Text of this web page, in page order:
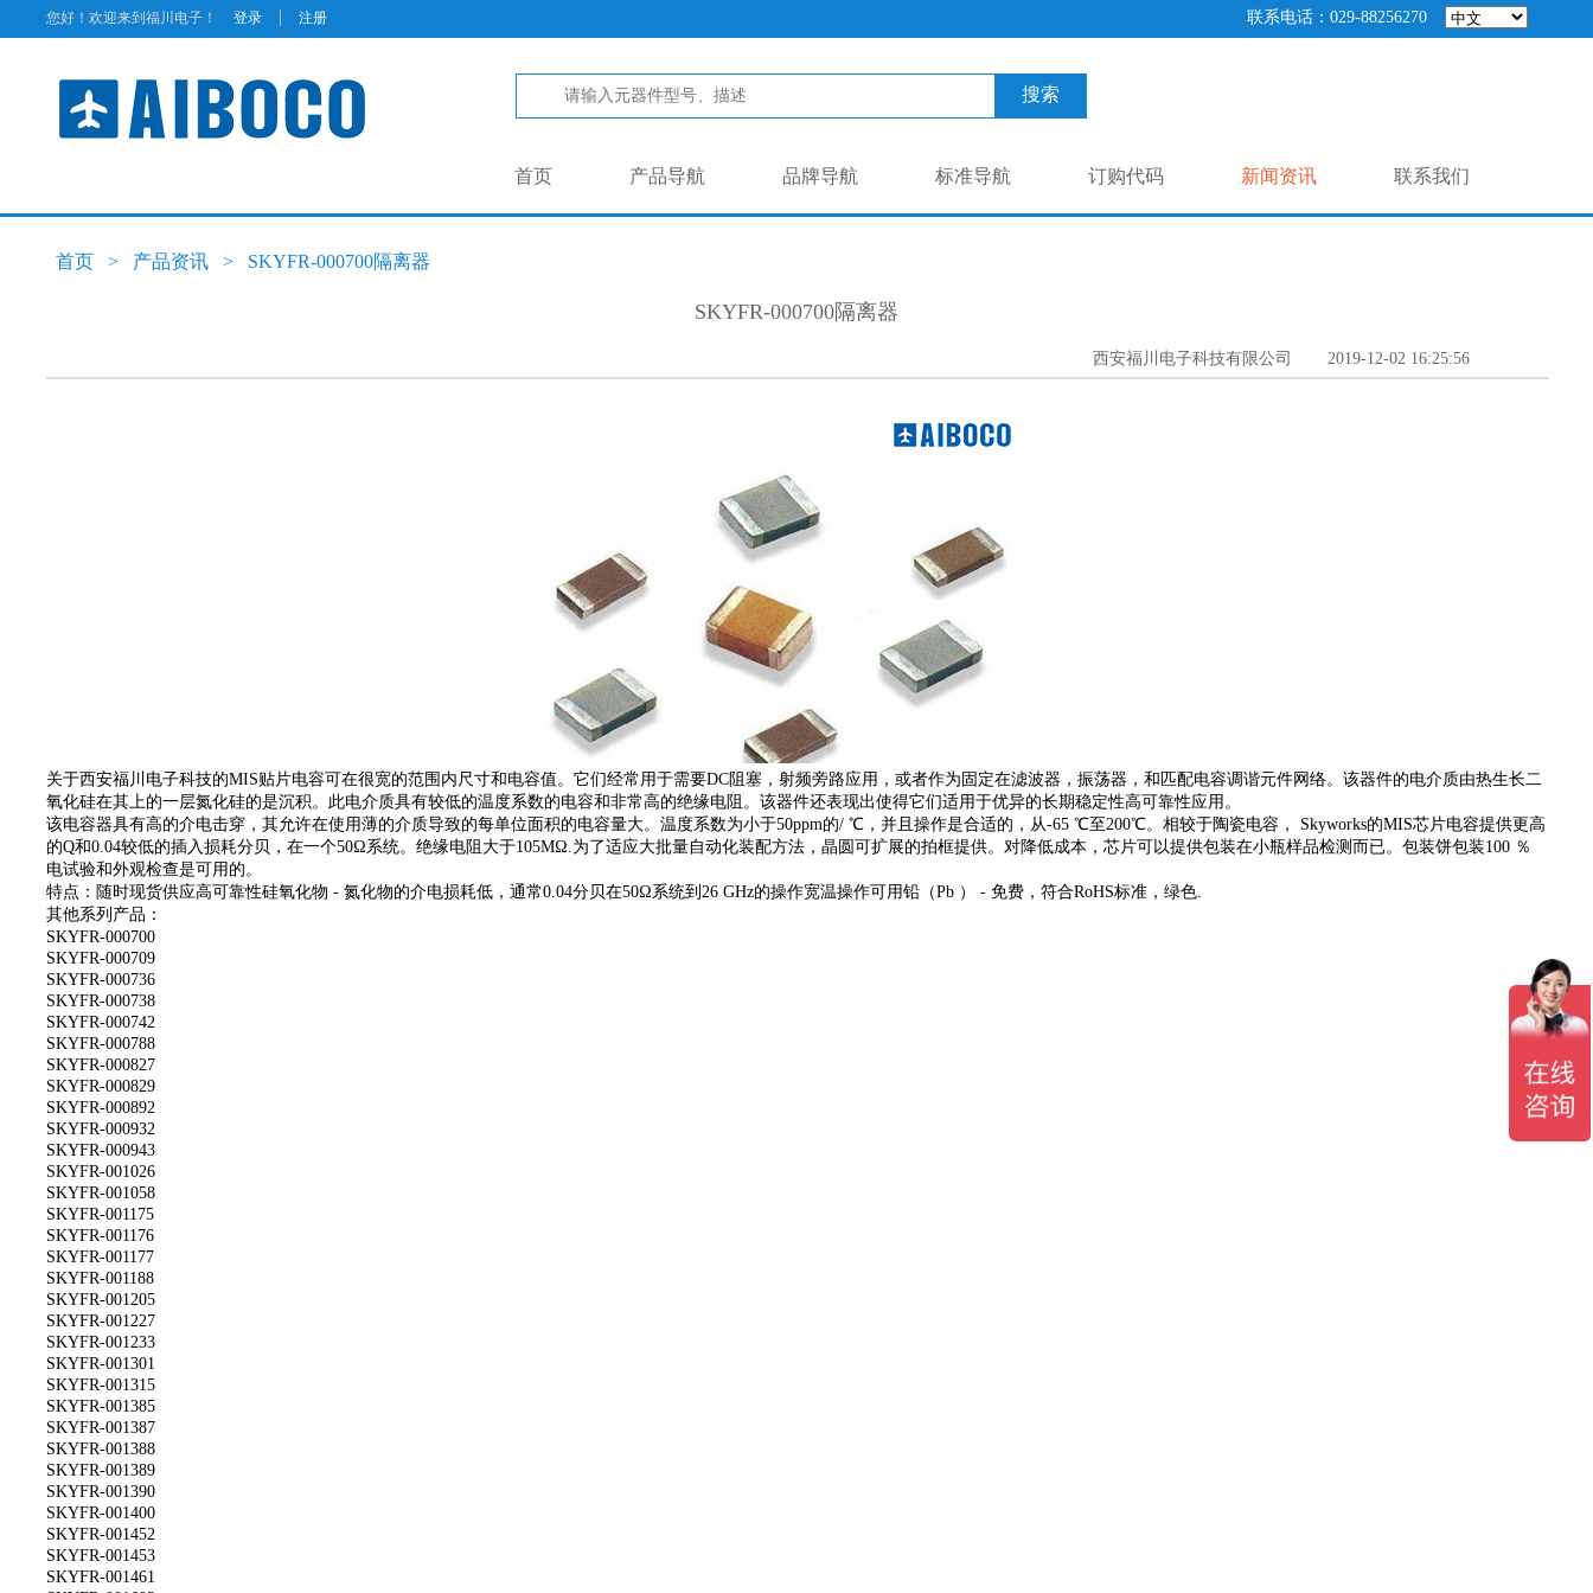
您好！欢迎来到福川电子！ 登录 | 注册 联系电话：029-88256270
搜索
联系我们
新闻资讯
订购代码
标准导航
品牌导航
产品导航
首页
首页 > 产品资讯 > SKYFR-000700隔离器
SKYFR-000700隔离器
西安福川电子科技有限公司 2019-12-02 16:25:56
关于西安福川电子科技的MIS贴片电容可在很宽的范围内尺寸和电容值。它们经常用于需要DC阻塞，射频旁路应用，或者作为固定在滤波器，振荡器，和匹配电容调谐元件网络。该器件的电介质由热生长二
氧化硅在其上的一层氮化硅的是沉积。此电介质具有较低的温度系数的电容和非常高的绝缘电阻。该器件还表现出使得它们适用于优异的长期稳定性高可靠性应用。
该电容器具有高的介电击穿，其允许在使用薄的介质导致的每单位面积的电容量大。温度系数为小于50ppm的/ ℃，并且操作是合适的，从-65 ℃至200℃。相较于陶瓷电容， Skyworks的MIS芯片电容提供更高
的Q和0.04较低的插入损耗分贝，在一个50Ω系统。绝缘电阻大于105MΩ.为了适应大批量自动化装配方法，晶圆可扩展的拍框提供。对降低成本，芯片可以提供包装在小瓶样品检测而已。包装饼包装100 ％
电试验和外观检查是可用的。
特点：随时现货供应高可靠性硅氧化物 - 氮化物的介电损耗低，通常0.04分贝在50Ω系统到26 GHz的操作宽温操作可用铅（Pb ） - 免费，符合RoHS标准，绿色.
其他系列产品：
SKYFR-000700
SKYFR-000709
SKYFR-000736
SKYFR-000738
SKYFR-000742
SKYFR-000788
SKYFR-000827
SKYFR-000829
SKYFR-000892
SKYFR-000932
SKYFR-000943
SKYFR-001026
SKYFR-001058
SKYFR-001175
SKYFR-001176
SKYFR-001177
SKYFR-001188
SKYFR-001205
SKYFR-001227
SKYFR-001233
SKYFR-001301
SKYFR-001315
SKYFR-001385
SKYFR-001387
SKYFR-001388
SKYFR-001389
SKYFR-001390
SKYFR-001400
SKYFR-001452
SKYFR-001453
SKYFR-001461